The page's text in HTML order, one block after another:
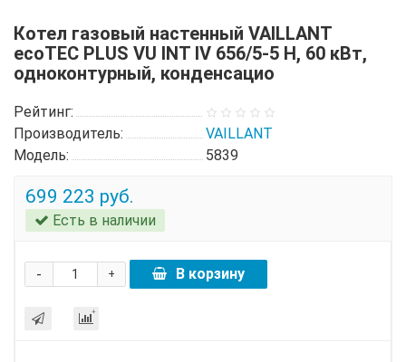
Котел газовый настенный VAILLANT
ecoTEC PLUS VU INT IV 656/5-5 H, 60 кВт,
одноконтурный, конденсацио
Рейтинг:
Производитель:
VAILLANT
Модель:
5839
699 223 руб.
Есть в наличии
+
- В корзину